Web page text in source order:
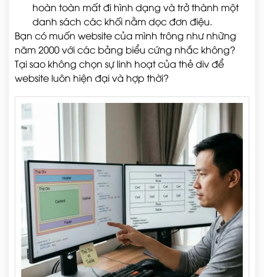
hoàn toàn mất đi hình dạng và trở thành một
danh sách các khối nằm dọc đơn điệu.
Bạn có muốn website của mình trông như những
năm 2000 với các bảng biểu cứng nhắc không?
Tại sao không chọn sự linh hoạt của thẻ div để
website luôn hiện đại và hợp thời?